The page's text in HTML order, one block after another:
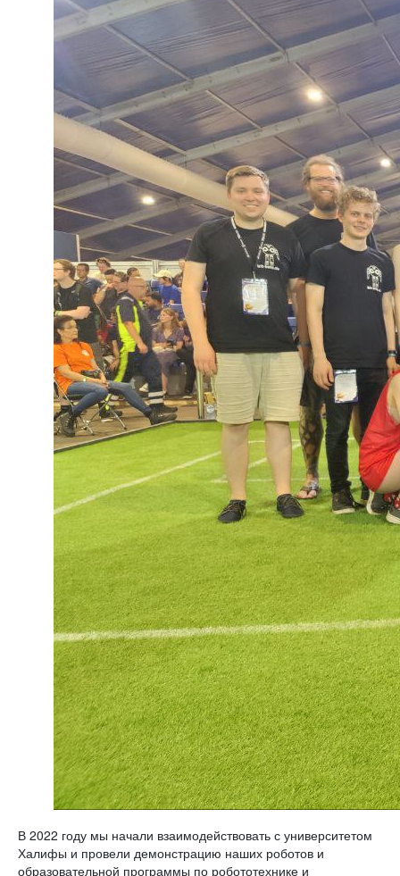
В 2022 году мы начали взаимодействовать с университетом
Халифы и провели демонстрацию наших роботов и
образовательной программы по робототехнике и